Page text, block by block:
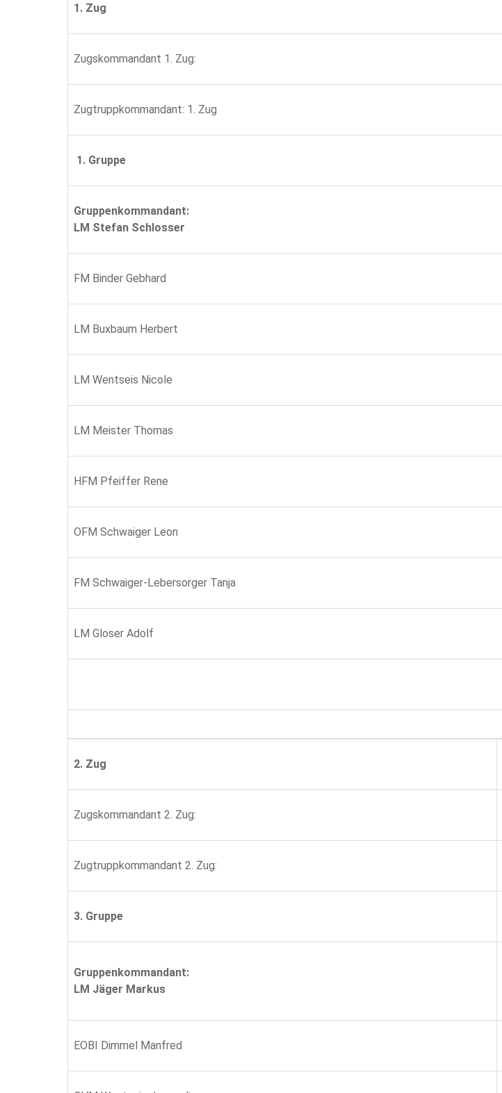
1. Zug
Zugskommandant 1. Zug:
Zugtruppkommandant: 1. Zug
1. Gruppe
Gruppenkommandant:
LM Stefan Schlosser
FM Binder Gebhard
LM Buxbaum Herbert
LM Wentseis Nicole
LM Meister Thomas
HFM Pfeiffer Rene
OFM Schwaiger Leon
FM Schwaiger-Lebersorger Tanja
LM Gloser Adolf
2. Zug
Zugskommandant 2. Zug:
Zugtruppkommandant 2. Zug:
3. Gruppe
Gruppenkommandant:
LM Jäger Markus
EOBI Dimmel Manfred